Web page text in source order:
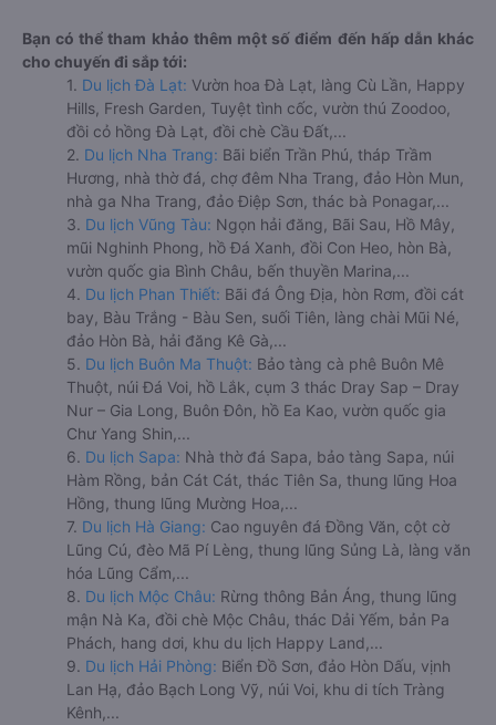
Bạn có thể tham khảo thêm một số điểm đến hấp dẫn khác
cho chuyến đi sắp tới:
1. Du lịch Đà Lạt: Vườn hoa Đà Lạt, làng Cù Lần, Happy
Hills, Fresh Garden, Tuyệt tình cốc, vườn thú Zoodoo,
đồi cỏ hồng Đà Lạt, đồi chè Cầu Đất,...
2. Du lịch Nha Trang: Bãi biển Trần Phú, tháp Trầm
Hương, nhà thờ đá, chợ đêm Nha Trang, đảo Hòn Mun,
nhà ga Nha Trang, đảo Điệp Sơn, thác bà Ponagar,...
3. Du lịch Vũng Tàu: Ngọn hải đăng, Bãi Sau, Hồ Mây,
mũi Nghinh Phong, hồ Đá Xanh, đồi Con Heo, hòn Bà,
vườn quốc gia Bình Châu, bến thuyền Marina,...
4. Du lịch Phan Thiết: Bãi đá Ông Địa, hòn Rơm, đồi cát
bay, Bàu Trắng - Bàu Sen, suối Tiên, làng chài Mũi Né,
đảo Hòn Bà, hải đăng Kê Gà,...
5. Du lịch Buôn Ma Thuột: Bảo tàng cà phê Buôn Mê
Thuột, núi Đá Voi, hồ Lắk, cụm 3 thác Dray Sap – Dray
Nur – Gia Long, Buôn Đôn, hồ Ea Kao, vườn quốc gia
Chư Yang Shin,...
6. Du lịch Sapa: Nhà thờ đá Sapa, bảo tàng Sapa, núi
Hàm Rồng, bản Cát Cát, thác Tiên Sa, thung lũng Hoa
Hồng, thung lũng Mường Hoa,...
7. Du lịch Hà Giang: Cao nguyên đá Đồng Văn, cột cờ
Lũng Cú, đèo Mã Pí Lèng, thung lũng Sủng Là, làng văn
hóa Lũng Cẩm,...
8. Du lịch Mộc Châu: Rừng thông Bản Áng, thung lũng
mận Nà Ka, đồi chè Mộc Châu, thác Dải Yếm, bản Pa
Phách, hang dơi, khu du lịch Happy Land,...
9. Du lịch Hải Phòng: Biển Đồ Sơn, đảo Hòn Dấu, vịnh
Lan Hạ, đảo Bạch Long Vỹ, núi Voi, khu di tích Tràng
Kênh,...